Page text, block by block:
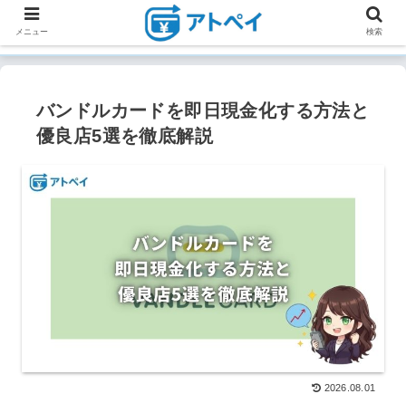
バンドルカードを即日現金化する方法と
優良店5選を徹底解説
2026.08.01
メニュー 検索